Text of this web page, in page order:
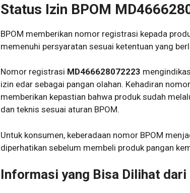
Status Izin BPOM
BPOM memberikan nomor registrasi kepada
memenuhi persyaratan sesuai ketentuan yang
Nomor registrasi MD466628072223
izin edar sebagai pangan olahan. Kehadiran
memberikan kepastian bahwa produk sudah
dan teknis sesuai aturan BPOM.
Untuk konsumen, keberadaan nomor BPOM
diperhatikan sebelum membeli produk pangan
Informasi yang Bisa Dilihat dari